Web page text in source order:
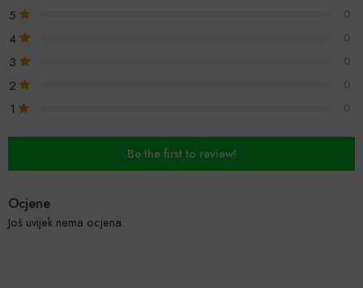
5 0
4 0
3 0
2 0
1 0
Be the first to review!
Ocjene
Još uvijek nema ocjena.